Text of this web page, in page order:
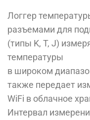
Логгер
разъемами для
(типы K, T, J)
температуры
в широком
также передает
WiFi в облачное
Интервал